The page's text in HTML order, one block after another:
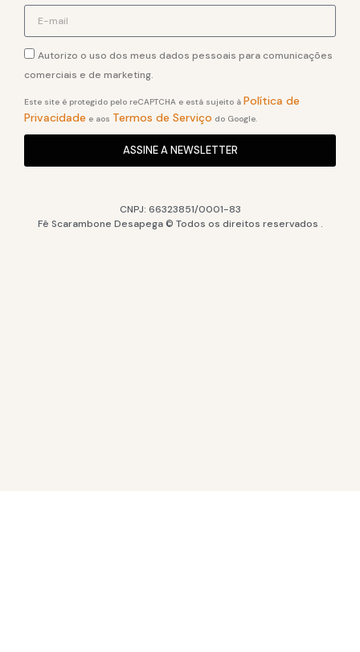
Autorizo o uso dos meus dados pessoais para comunicações
comerciais e de marketing.
Este site é protegido pelo reCAPTCHA e está sujeito à Política de
Privacidade e aos Termos de Serviço do Google.
ASSINE A NEWSLETTER
CNPJ: 66323851/0001-83
Fê Scarambone Desapega © Todos os direitos reservados .